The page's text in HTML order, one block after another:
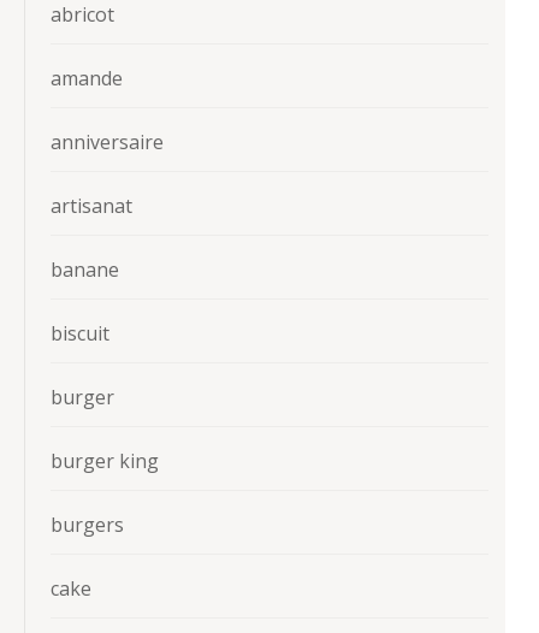
abricot
amande
anniversaire
artisanat
banane
biscuit
burger
burger king
burgers
cake